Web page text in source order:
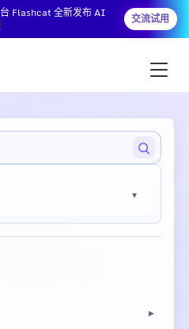
Flashcat 全新发布 AI
交流试用